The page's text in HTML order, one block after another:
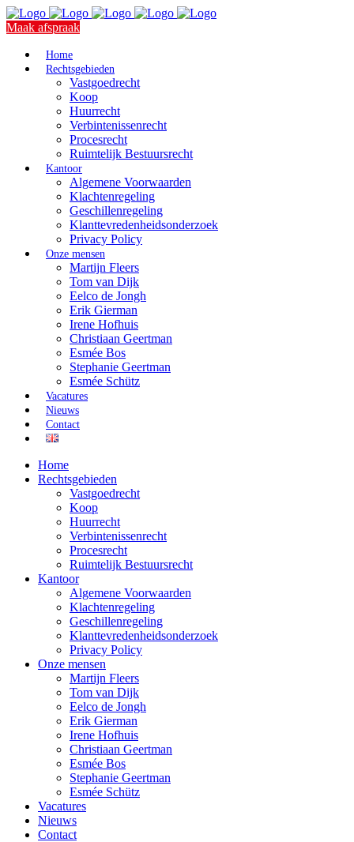
Maak afspraak
Home
Rechtsgebieden
Vastgoedrecht
Koop
Huurrecht
Verbintenissenrecht
Procesrecht
Ruimtelijk Bestuursrecht
Kantoor
Algemene Voorwaarden
Klachtenregeling
Geschillenregeling
Klanttevredenheidsonderzoek
Privacy Policy
Onze mensen
Martijn Fleers
Tom van Dijk
Eelco de Jongh
Erik Gierman
Irene Hofhuis
Christiaan Geertman
Esmée Bos
Stephanie Geertman
Esmée Schütz
Vacatures
Nieuws
Contact
Home
Rechtsgebieden
Vastgoedrecht
Koop
Huurrecht
Verbintenissenrecht
Procesrecht
Ruimtelijk Bestuursrecht
Kantoor
Algemene Voorwaarden
Klachtenregeling
Geschillenregeling
Klanttevredenheidsonderzoek
Privacy Policy
Onze mensen
Martijn Fleers
Tom van Dijk
Eelco de Jongh
Erik Gierman
Irene Hofhuis
Christiaan Geertman
Esmée Bos
Stephanie Geertman
Esmée Schütz
Vacatures
Nieuws
Contact